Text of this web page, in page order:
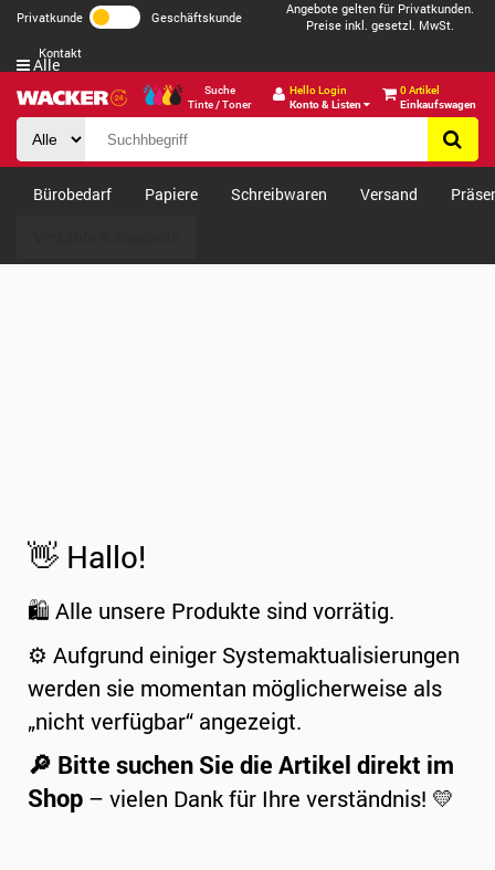
Privatkunde Geschäftskunde
Angebote gelten für Privatkunden.
Preise inkl. gesetzl. MwSt.
Kontakt
Suche
Tinte / Toner
Hello Login
Konto & Listen
0 Artikel
Einkaufswagen
Alle
Bürobedarf Papiere Schreibwaren Versand
👋 Hallo!
🛍️ Alle unsere Produkte sind vorrätig.
⚙️ Aufgrund einiger Systemaktualisierungen
werden sie momentan möglicherweise als
„nicht verfügbar“ angezeigt.
🔎 Bitte suchen Sie die Artikel direkt im
Shop – vielen Dank für Ihre verständnis! 💛